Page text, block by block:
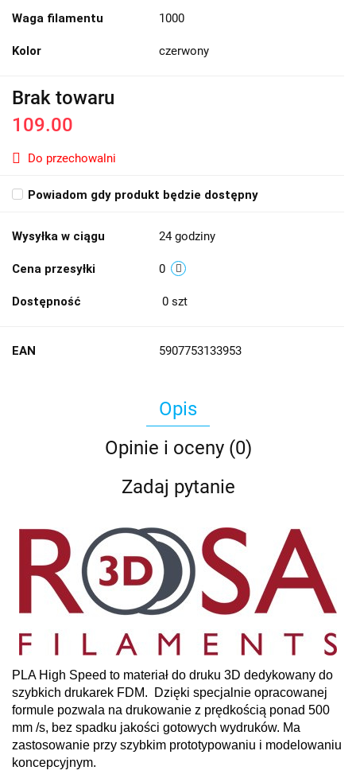
Waga filamentu 1000
Kolor czerwony
Brak towaru
109.00
Do przechowalni
Powiadom gdy produkt będzie dostępny
Wysyłka w ciągu 24 godziny
Cena przesyłki 0
Dostępność 0 szt
EAN 5907753133953
Opis
Opinie i oceny (0)
Zadaj pytanie
PLA High Speed to materiał do druku 3D dedykowany do
szybkich drukarek FDM. Dzięki specjalnie opracowanej
formule pozwala na drukowanie z prędkością ponad 500
mm /s, bez spadku jakości gotowych wydruków. Ma
zastosowanie przy szybkim prototypowaniu i modelowaniu
koncepcyjnym.